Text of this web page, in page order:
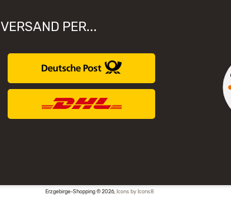
VERSAND PER...
Erzgebirge-Shopping © 2026, Icons by Icons8